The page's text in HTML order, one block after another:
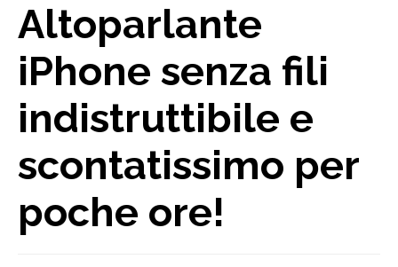
Altoparlante
iPhone senza fili
indistruttibile e
scontatissimo per
poche ore!